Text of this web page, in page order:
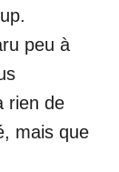
peu à
rien de
mais que